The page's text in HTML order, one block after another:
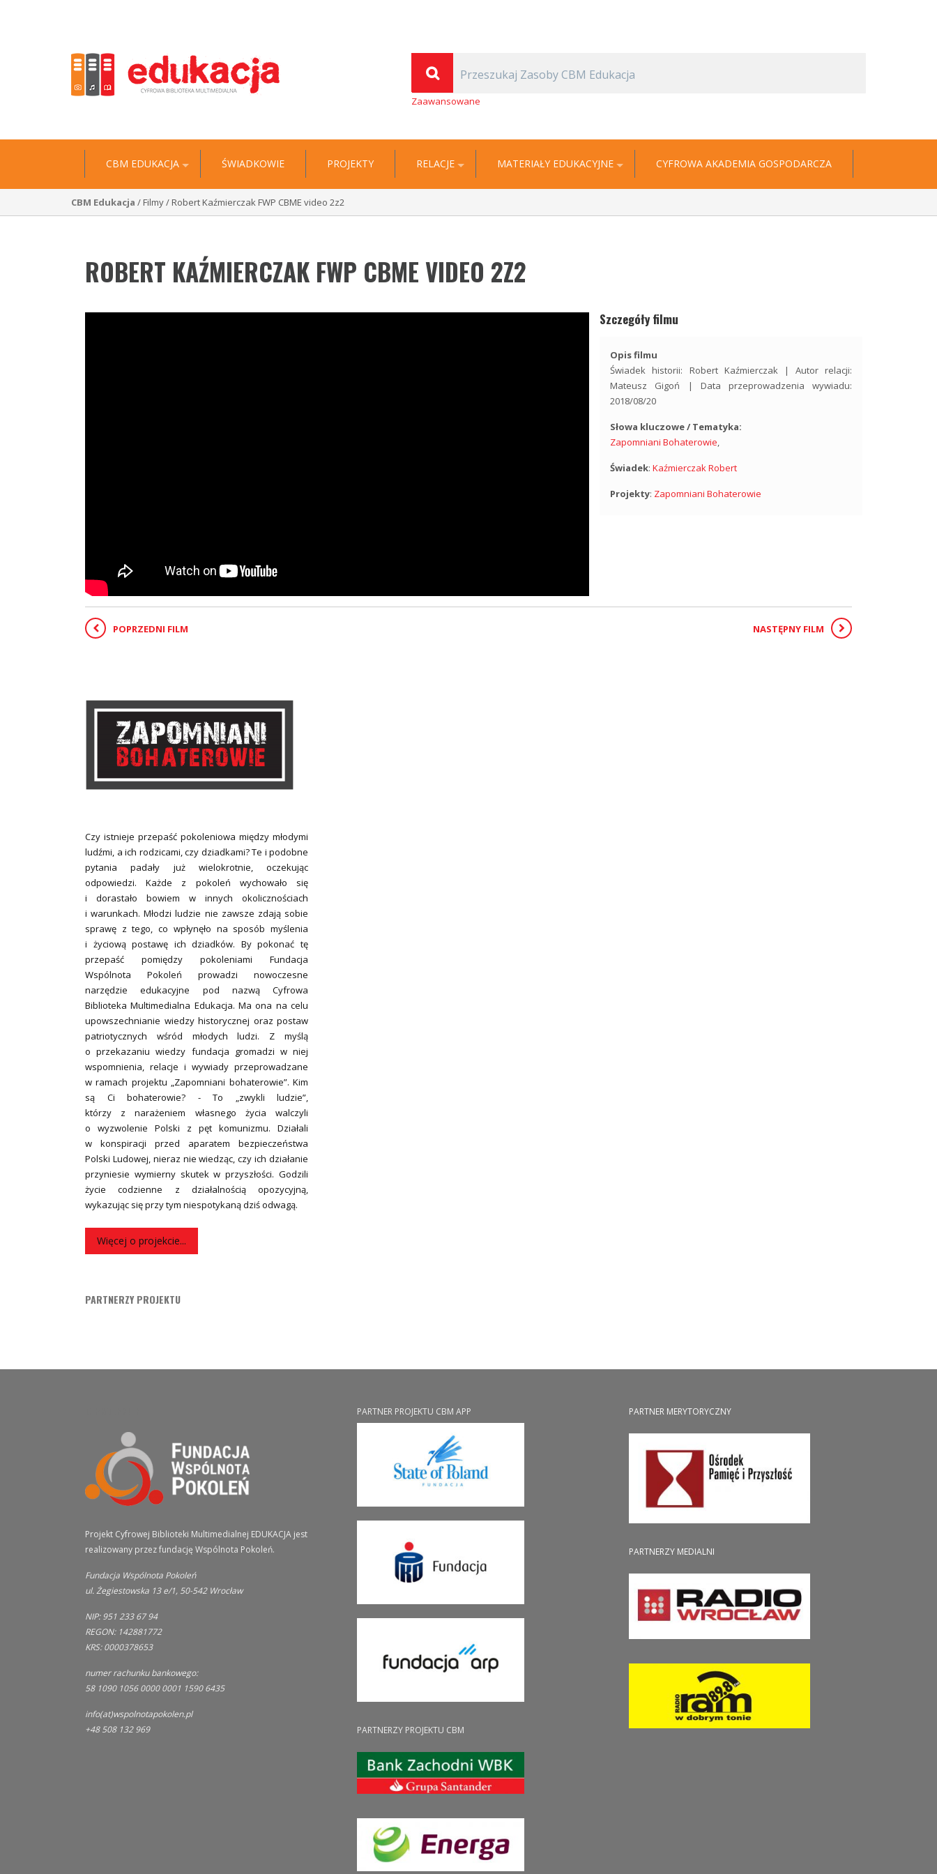
Zaawansowane
CBM EDUKACJA ŚWIADKOWIE PROJEKTY RELACJE MATERIAŁY EDUKACYJNE CYFROWA AKADEMIA GOSPODARCZA
CBM Edukacja / Filmy / Robert Kaźmierczak FWP CBME video 2z2
ROBERT KAŹMIERCZAK FWP CBME VIDEO 2Z2
Szczegóły filmu
Opis filmu
Świadek historii: Robert Kaźmierczak | Autor relacji:
Mateusz Gigoń | Data przeprowadzenia wywiadu:
2018/08/20
Słowa kluczowe / Tematyka:
Zapomniani Bohaterowie,
Świadek:Kaźmierczak Robert
Projekty: Zapomniani Bohaterowie
POPRZEDNI FILM NASTĘPNY FILM
Czy istnieje przepaść pokoleniowa między młodymi
ludźmi, a ich rodzicami, czy dziadkami? Te i podobne
pytania padały już wielokrotnie, oczekując
odpowiedzi. Każde z pokoleń wychowało się
i dorastało bowiem w innych okolicznościach
i warunkach. Młodzi ludzie nie zawsze zdają sobie
sprawę z tego, co wpłynęło na sposób myślenia
i życiową postawę ich dziadków. By pokonać tę
przepaść pomiędzy pokoleniami Fundacja
Wspólnota Pokoleń prowadzi nowoczesne
narzędzie edukacyjne pod nazwą Cyfrowa
Biblioteka Multimedialna Edukacja. Ma ona na celu
upowszechnianie wiedzy historycznej oraz postaw
patriotycznych wśród młodych ludzi. Z myślą
o przekazaniu wiedzy fundacja gromadzi w niej
wspomnienia, relacje i wywiady przeprowadzane
w ramach projektu „Zapomniani bohaterowie”. Kim
są Ci bohaterowie? - To „zwykli ludzie”,
którzy z narażeniem własnego życia walczyli
o wyzwolenie Polski z pęt komunizmu. Działali
w konspiracji przed aparatem bezpieczeństwa
Polski Ludowej, nieraz nie wiedząc, czy ich działanie
przyniesie wymierny skutek w przyszłości. Godzili
życie codzienne z działalnością opozycyjną,
wykazując się przy tym niespotykaną dziś odwagą.
Więcej o projekcie...
PARTNERZY PROJEKTU
Projekt Cyfrowej Biblioteki Multimedialnej EDUKACJA jest
realizowany przez fundację Wspólnota Pokoleń.
Fundacja Wspólnota Pokoleń
ul. Żegiestowska 13 e/1, 50-542 Wrocław
NIP: 951 233 67 94
REGON: 142881772
KRS: 0000378653
numer rachunku bankowego:
58 1090 1056 0000 0001 1590 6435
info(at)wspolnotapokolen.pl
+48 508 132 969
PARTNER PROJEKTU CBM APP
PARTNERZY PROJEKTU CBM
PARTNER MERYTORYCZNY
PARTNERZY MEDIALNI